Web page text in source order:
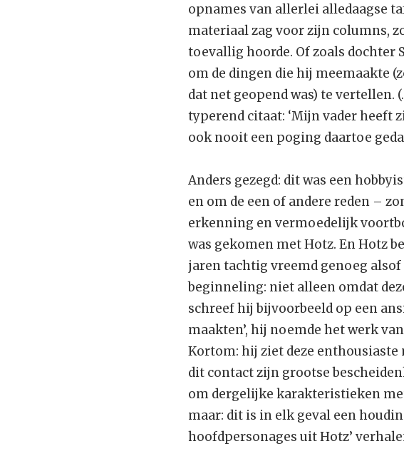
opnames van allerlei alledaagse
materiaal zag voor zijn columns,
toevallig hoorde. Of zoals dochter
om de dingen die hij meemaakte
dat net geopend was) te vertellen.
typerend citaat: ‘Mijn vader heeft
ook nooit een poging daartoe
Anders gezegd: dit was een
en om de een of andere reden –
erkenning en vermoedelijk
was gekomen met Hotz. En Hotz
jaren tachtig vreemd genoeg alsof
beginneling: niet alleen omdat
schreef hij bijvoorbeeld op een
maakten’, hij noemde het werk
Kortom: hij ziet deze
dit contact zijn grootse
om dergelijke karakteristieken
maar: dit is in elk geval een
hoofdpersonages uit Hotz’